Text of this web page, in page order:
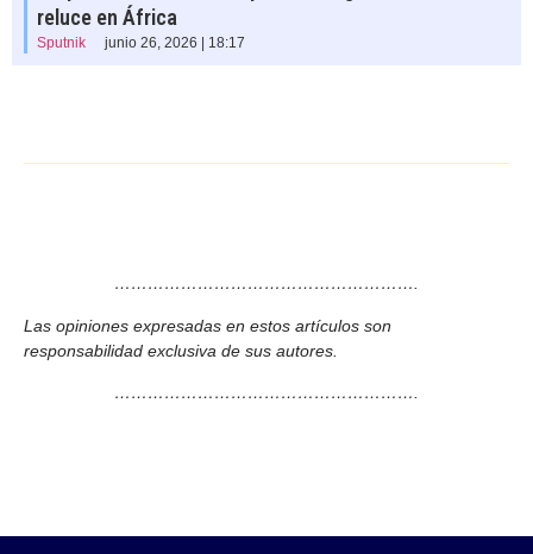
reluce en África
Sputnik junio 26, 2026 | 18:17
……………………………………………….
Las opiniones expresadas en estos artículos son
responsabilidad exclusiva de sus autores.
……………………………………………….